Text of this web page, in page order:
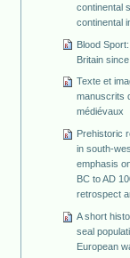
continental
continental
Blood
Britain
Texte et
manuscrits
médiévaux
Prehistoric
in south-
emphasis
BC to AD
retrospect
A short
seal
European